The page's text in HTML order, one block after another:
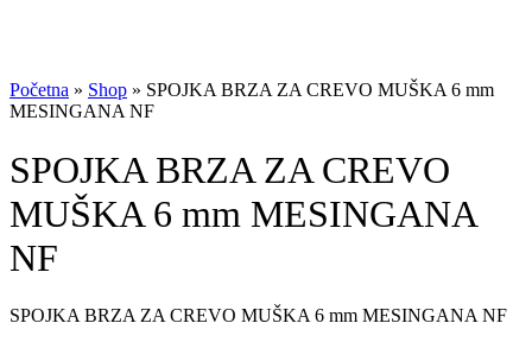
Početna » Shop » SPOJKA BRZA ZA CREVO MUŠKA 6 mm
MESINGANA NF
SPOJKA BRZA ZA CREVO
MUŠKA 6 mm MESINGANA
NF
SPOJKA BRZA ZA CREVO MUŠKA 6 mm MESINGANA NF